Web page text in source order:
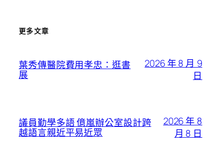
更多文章
葉秀傳醫院費用孝忠：逛書
展
2026 年 8 月 9
日
議員勤學多語 億嵐辦公室設計跨
越語言親近平易近眾
2026 年 8
月 8 日